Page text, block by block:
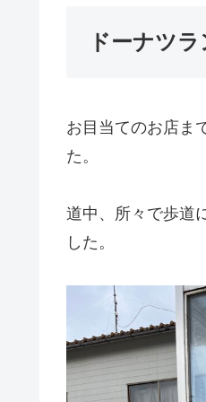
ドーナツラ
お目当てのお店ま
た。
道中、所々で歩道
した。